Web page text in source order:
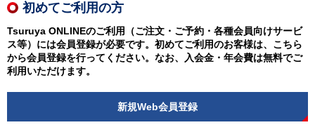
初めてご利用の方
Tsuruya ONLINEのご利用（ご注文・ご予約・各種会員向けサービ
ス等）には会員登録が必要です。初めてご利用のお客様は、こちら
から会員登録を行ってください。なお、入会金・年会費は無料でご
利用いただけます。
新規Web会員登録